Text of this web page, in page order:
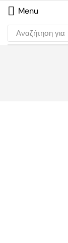
Menu
Αναζήτηση για